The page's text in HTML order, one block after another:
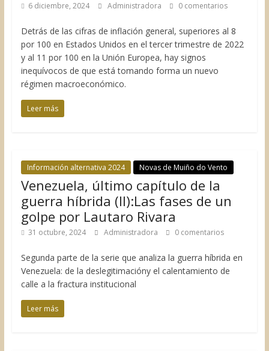
6 diciembre, 2024 Administradora 0 comentarios
Detrás de las cifras de inflación general, superiores al 8
por 100 en Estados Unidos en el tercer trimestre de 2022
y al 11 por 100 en la Unión Europea, hay signos
inequívocos de que está tomando forma un nuevo
régimen macroeconómico.
Leer más
Información alternativa 2024 Novas de Muiño do Vento
Venezuela, último capítulo de la
guerra híbrida (II):Las fases de un
golpe por Lautaro Rivara
31 octubre, 2024 Administradora 0 comentarios
Segunda parte de la serie que analiza la guerra híbrida en
Venezuela: de la deslegitimacióny el calentamiento de
calle a la fractura institucional
Leer más